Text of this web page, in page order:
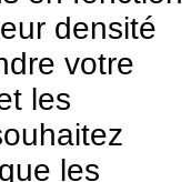
densité
votre
les
les